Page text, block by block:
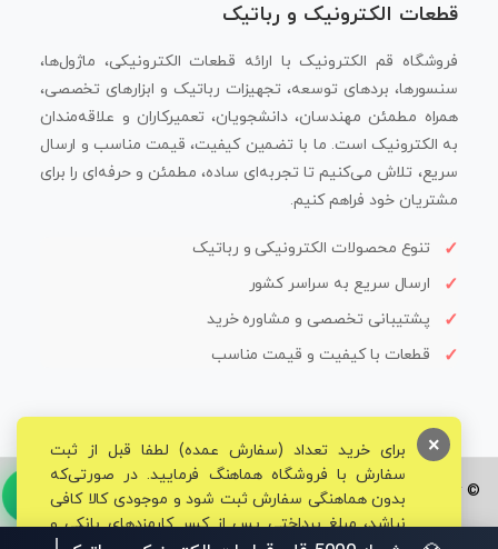
قطعات الکترونیک و رباتیک
فروشگاه قم الکترونیک با ارائه قطعات الکترونیکی، ماژول‌ها،
سنسورها، بردهای توسعه، تجهیزات رباتیک و ابزارهای تخصصی،
همراه مطمئن مهندسان، دانشجویان، تعمیرکاران و علاقه‌مندان
به الکترونیک است. ما با تضمین کیفیت، قیمت مناسب و ارسال
سریع، تلاش می‌کنیم تا تجربه‌ای ساده، مطمئن و حرفه‌ای را برای
مشتریان خود فراهم کنیم.
تنوع محصولات الکترونیکی و رباتیک
ارسال سریع به سراسر کشور
پشتیبانی تخصصی و مشاوره خرید
قطعات با کیفیت و قیمت مناسب
© تمامی حقوق برای فروشگاه تخصصی قم الکترونیک محفوظ می‌باشد.
برای خرید تعداد (سفارش عمده) لطفا قبل از ثبت
سفارش با فروشگاه هماهنگ فرمایید. در صورتی‌که
بدون هماهنگی سفارش ثبت شود و موجودی کالا کافی
نباشد، مبلغ پرداختی پس از کسر کارمزدهای بانکی و
×